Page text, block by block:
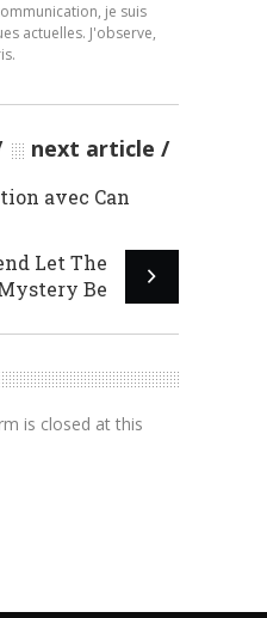
je suis
actuelles. J'observe,
next article
avec Can
Let The
Be
is closed at this